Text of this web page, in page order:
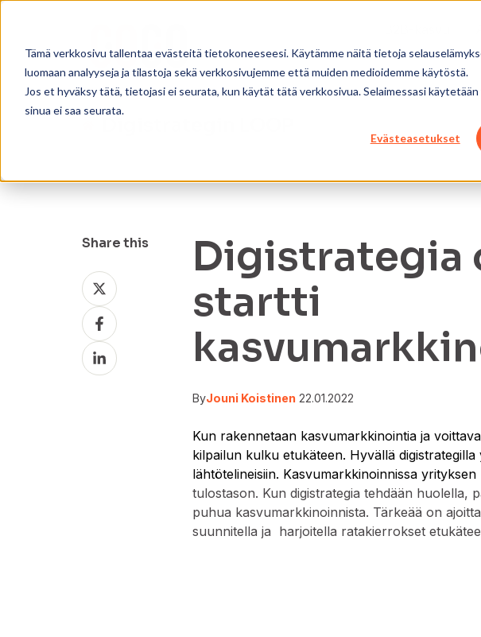
Tämä verkkosivu tallentaa evästeitä tietokoneeseesi. Käytämme näitä tietoja
luomaan analyyseja ja tilastoja sekä verkkosivujemme että muiden medioidemme käytöstä.
Jos et hyväksy tätä, tietojasi ei seurata, kun käytät tätä verkkosivua. Selaimessasi
sinua ei saa seurata.
Evästeasetukset
Share this
Share
on
XShare
on
Facebook
Share
on
Digistrategia
startti
ByJouni Koistinen 22.01.2022
Kun rakennetaan kasvumarkkinointia ja
kilpailun kulku etukäteen. Hyvällä
lähtötelineisiin. Kasvumarkkinoinnissa yrityksen
tulostason. Kun digistrategia tehdään huolella,
puhua kasvumarkkinoinnista. Tärkeää on
suunnitella ja harjoitella ratakierrokset